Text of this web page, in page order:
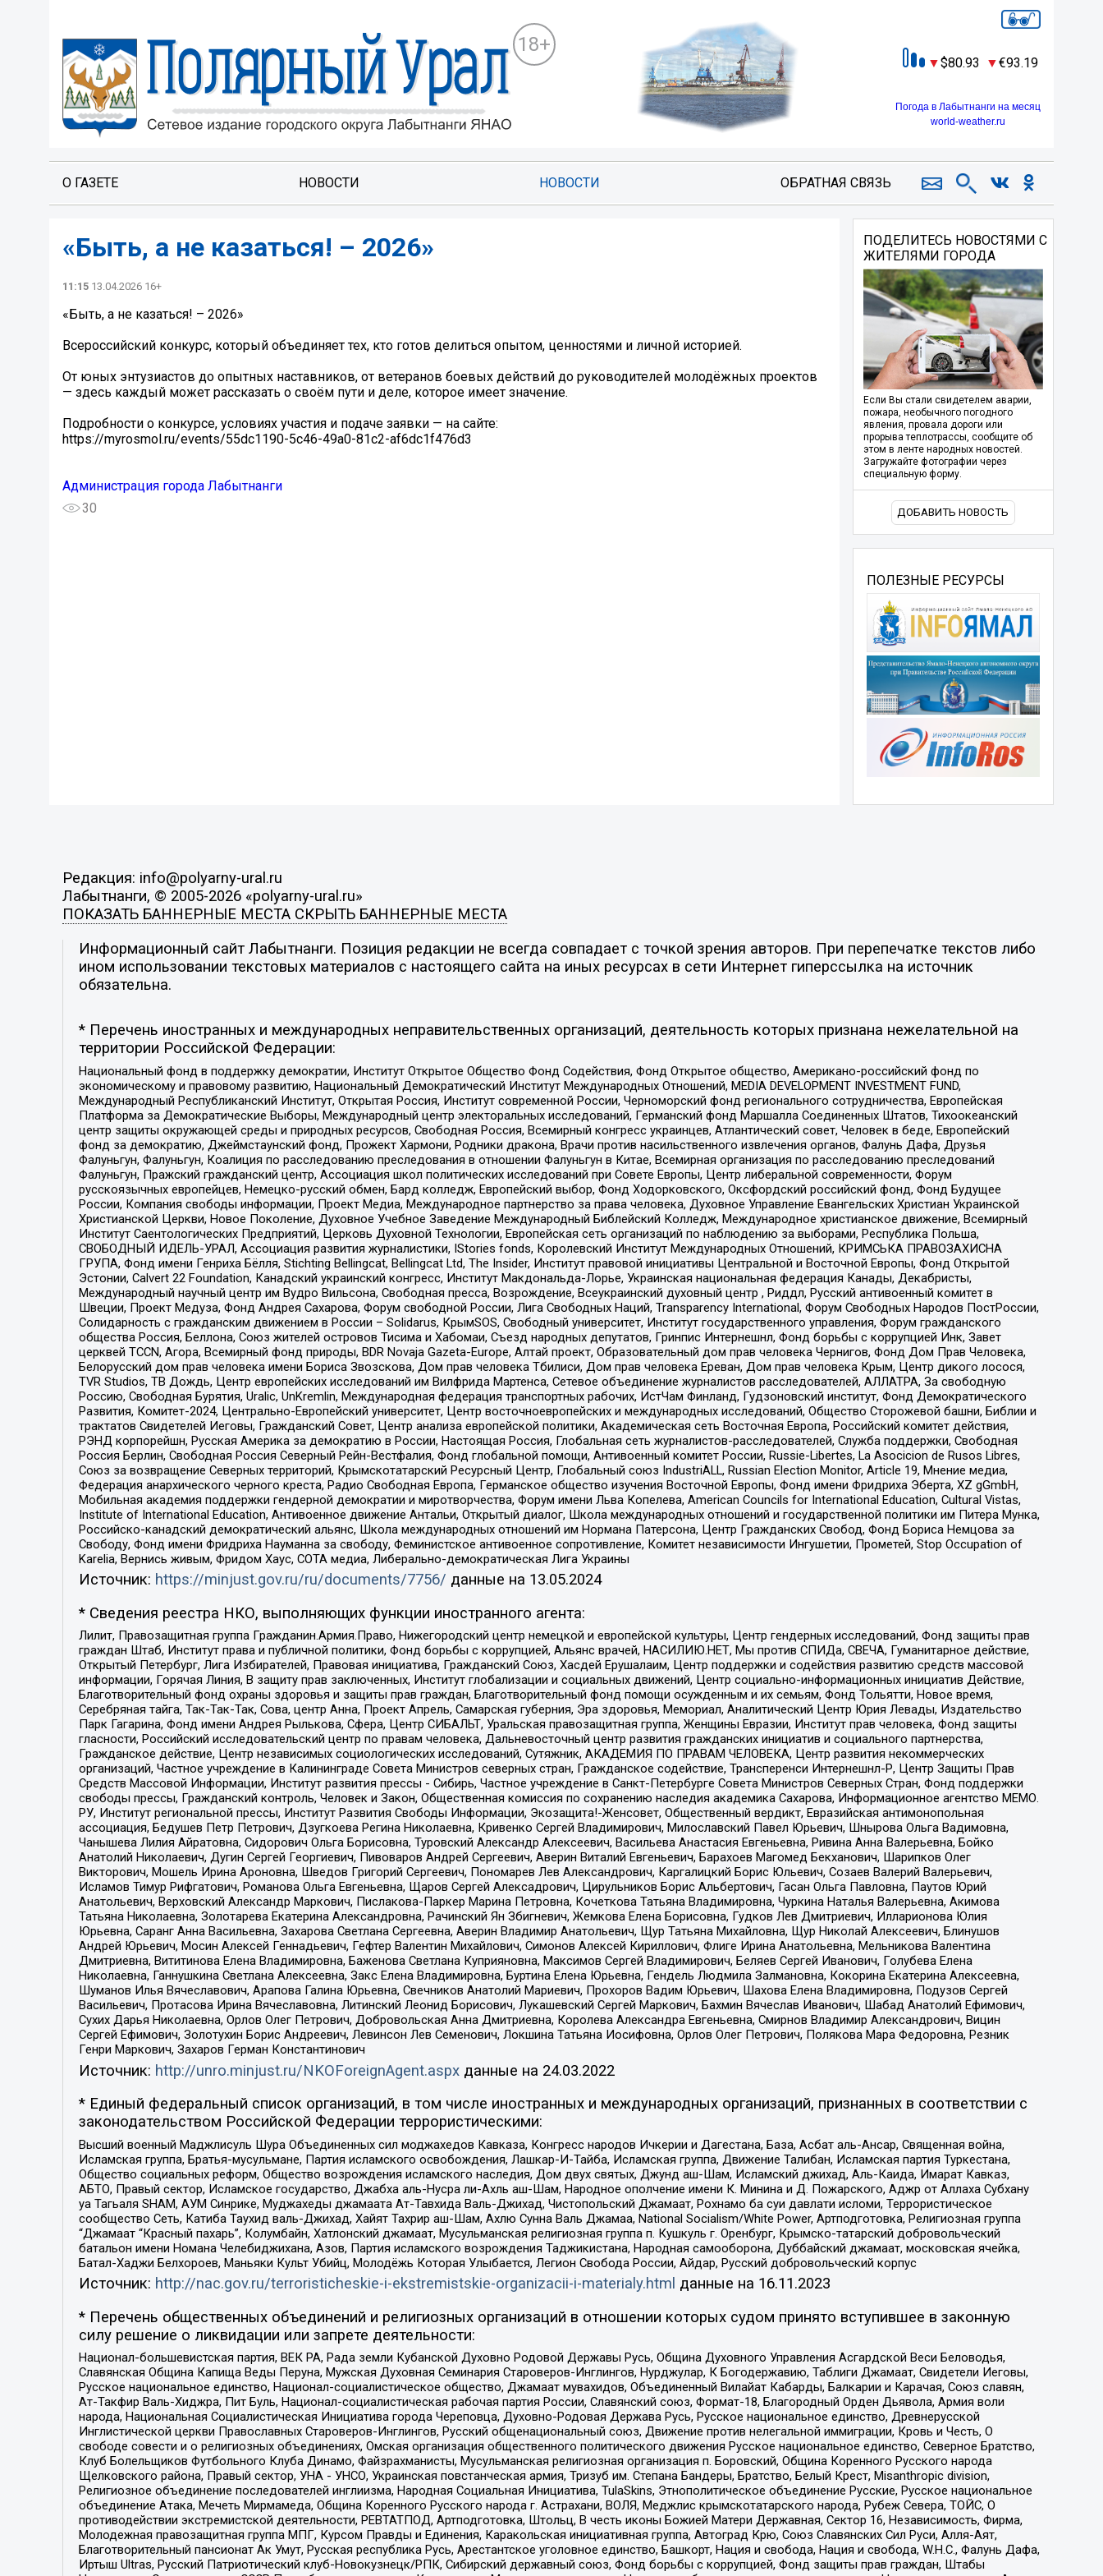
18+
80.93 93.19
Погода в Лабытнанги на месяц
world-weather.ru
О ГАЗЕТЕ НОВОСТИ НОВОСТИ ОБРАТНАЯ СВЯЗЬ
«Быть, а не казаться! – 2026»
11:15 13.04.2026 16+
«Быть, а не казаться! – 2026»
Всероссийский конкурс, который объединяет тех, кто готов делиться опытом, ценностями и личной историей.
От юных энтузиастов до опытных наставников, от ветеранов боевых действий до руководителей молодёжных проектов
— здесь каждый может рассказать о своём пути и деле, которое имеет значение.
Подробности о конкурсе, условиях участия и подаче заявки — на сайте:
https://myrosmol.ru/events/55dc1190-5c46-49a0-81c2-af6dc1f476d3
Администрация города Лабытнанги
30
ПОДЕЛИТЕСЬ НОВОСТЯМИ С
ЖИТЕЛЯМИ ГОРОДА
Если Вы стали свидетелем аварии,
пожара, необычного погодного
явления, провала дороги или
прорыва теплотрассы, сообщите об
этом в ленте народных новостей.
Загружайте фотографии через
специальную форму.
ДОБАВИТЬ НОВОСТЬ
ПОЛЕЗНЫЕ РЕСУРСЫ
Редакция: info@polyarny-ural.ru
Лабытнанги, © 2005-2026 «polyarny-ural.ru»
ПОКАЗАТЬ БАННЕРНЫЕ МЕСТА СКРЫТЬ БАННЕРНЫЕ МЕСТА
Информационный сайт Лабытнанги. Позиция редакции не всегда совпадает с точкой зрения авторов. При перепечатке текстов либо
ином использовании текстовых материалов с настоящего сайта на иных ресурсах в сети Интернет гиперссылка на источник
обязательна.
* Перечень иностранных и международных неправительственных организаций, деятельность которых признана нежелательной на
территории Российской Федерации:
Национальный фонд в поддержку демократии, Институт Открытое Общество Фонд Содействия, Фонд Открытое общество, Американо-российский фонд по
экономическому и правовому развитию, Национальный Демократический Институт Международных Отношений, MEDIA DEVELOPMENT INVESTMENT FUND,
Международный Республиканский Институт, Открытая Россия, Институт современной России, Черноморский фонд регионального сотрудничества, Европейская
Платформа за Демократические Выборы, Международный центр электоральных исследований, Германский фонд Маршалла Соединенных Штатов, Тихоокеанский
центр защиты окружающей среды и природных ресурсов, Свободная Россия, Всемирный конгресс украинцев, Атлантический совет, Человек в беде, Европейский
фонд за демократию, Джеймстаунский фонд, Прожект Хармони, Родники дракона, Врачи против насильственного извлечения органов, Фалунь Дафа, Друзья
Фалуньгун, Фалуньгун, Коалиция по расследованию преследования в отношении Фалуньгун в Китае, Всемирная организация по расследованию преследований
Фалуньгун, Пражский гражданский центр, Ассоциация школ политических исследований при Совете Европы, Центр либеральной современности, Форум
русскоязычных европейцев, Немецко-русский обмен, Бард колледж, Европейский выбор, Фонд Ходорковского, Оксфордский российский фонд, Фонд Будущее
России, Компания свободы информации, Проект Медиа, Международное партнерство за права человека, Духовное Управление Евангельских Христиан Украинской
Христианской Церкви, Новое Поколение, Духовное Учебное Заведение Международный Библейский Колледж, Международное христианское движение, Всемирный
Институт Саентологических Предприятий, Церковь Духовной Технологии, Европейская сеть организаций по наблюдению за выборами, Республика Польша,
СВОБОДНЫЙ ИДЕЛЬ-УРАЛ, Ассоциация развития журналистики, IStories fonds, Королевский Институт Международных Отношений, КРИМСЬКА ПРАВОЗАХИСНА
ГРУПА, Фонд имени Генриха Бёлля, Stichting Bellingcat, Bellingcat Ltd, The Insider, Институт правовой инициативы Центральной и Восточной Европы, Фонд Открытой
Эстонии, Calvert 22 Foundation, Канадский украинский конгресс, Институт Макдональда-Лорье, Украинская национальная федерация Канады, Декабристы,
Международный научный центр им Вудро Вильсона, Свободная пресса, Возрождение, Всеукраинский духовный центр , Риддл, Русский антивоенный комитет в
Швеции, Проект Медуза, Фонд Андрея Сахарова, Форум свободной России, Лига Свободных Наций, Transparеncy International, Форум Свободных Народов ПостРоссии,
Солидарность с гражданским движением в России – Solidarus, КрымSOS, Свободный университет, Институт государственного управления, Форум гражданского
общества Россия, Беллона, Союз жителей островов Тисима и Хабомаи, Съезд народных депутатов, Гринпис Интернешнл, Фонд борьбы с коррупцией Инк, Завет
церквей TCCN, Агора, Всемирный фонд природы, BDR Novaja Gazeta-Europe, Алтай проект, Образовательный дом прав человека Чернигов, Фонд Дом Прав Человека,
Белорусский дом прав человека имени Бориса Звозскова, Дом прав человека Тбилиси, Дом прав человека Ереван, Дом прав человека Крым, Центр дикого лосося,
TVR Studios, ТВ Дождь, Центр европейских исследований им Вилфрида Мартенса, Сетевое объединение журналистов расследователей, АЛЛАТРА, За свободную
Россию, Свободная Бурятия, Uralic, UnKremlin, Международная федерация транспортных рабочих, ИстЧам Финланд, Гудзоновский институт, Фонд Демократического
Развития, Комитет-2024, Центрально-Европейский университет, Центр восточноевропейских и международных исследований, Общество Сторожевой башни, Библии и
трактатов Свидетелей Иеговы, Гражданский Совет, Центр анализа европейской политики, Академическая сеть Восточная Европа, Российский комитет действия,
РЭНД корпорейшн, Русская Америка за демократию в России, Настоящая Россия, Глобальная сеть журналистов-расследователей, Служба поддержки, Свободная
Россия Берлин, Свободная Россия Северный Рейн-Вестфалия, Фонд глобальной помощи, Антивоенный комитет России, Russie-Libertes, La Asocicion de Rusos Libres,
Союз за возвращение Северных территорий, Крымскотатарский Ресурсный Центр, Глобальный союз IndustriALL, Russian Election Monitor, Article 19, Мнение медиа,
Федерация анархического черного креста, Радио Свободная Европа, Германское общество изучения Восточной Европы, Фонд имени Фридриха Эберта, XZ gGmbH,
Мобильная академия поддержки гендерной демократии и миротворчества, Форум имени Льва Копелева, American Councils for International Education, Cultural Vistas,
Institute of International Education, Антивоенное движение Антальи, Открытый диалог, Школа международных отношений и государственной политики им Питера Мунка,
Российско-канадский демократический альянс, Школа международных отношений им Нормана Патерсона, Центр Гражданских Свобод, Фонд Бориса Немцова за
Свободу, Фонд имени Фридриха Науманна за свободу, Феминистское антивоенное сопротивление, Комитет независимости Ингушетии, Прометей, Stop Occupation of
Karelia, Вернись живым, Фридом Хаус, СОТА медиа, Либерально-демократическая Лига Украины
Источник: https://minjust.gov.ru/ru/documents/7756/ данные на 13.05.2024
* Сведения реестра НКО, выполняющих функции иностранного агента:
Лилит, Правозащитная группа Гражданин.Армия.Право, Нижегородский центр немецкой и европейской культуры, Центр гендерных исследований, Фонд защиты прав
граждан Штаб, Институт права и публичной политики, Фонд борьбы с коррупцией, Альянс врачей, НАСИЛИЮ.НЕТ, Мы против СПИДа, СВЕЧА, Гуманитарное действие,
Открытый Петербург, Лига Избирателей, Правовая инициатива, Гражданский Союз, Хасдей Ерушалаим, Центр поддержки и содействия развитию средств массовой
информации, Горячая Линия, В защиту прав заключенных, Институт глобализации и социальных движений, Центр социально-информационных инициатив Действие,
Благотворительный фонд охраны здоровья и защиты прав граждан, Благотворительный фонд помощи осужденным и их семьям, Фонд Тольятти, Новое время,
Серебряная тайга, Так-Так-Так, Сова, центр Анна, Проект Апрель, Самарская губерния, Эра здоровья, Мемориал, Аналитический Центр Юрия Левады, Издательство
Парк Гагарина, Фонд имени Андрея Рылькова, Сфера, Центр СИБАЛЬТ, Уральская правозащитная группа, Женщины Евразии, Институт прав человека, Фонд защиты
гласности, Российский исследовательский центр по правам человека, Дальневосточный центр развития гражданских инициатив и социального партнерства,
Гражданское действие, Центр независимых социологических исследований, Сутяжник, АКАДЕМИЯ ПО ПРАВАМ ЧЕЛОВЕКА, Центр развития некоммерческих
организаций, Частное учреждение в Калининграде Совета Министров северных стран, Гражданское содействие, Трансперенси Интернешнл-Р, Центр Защиты Прав
Средств Массовой Информации, Институт развития прессы - Сибирь, Частное учреждение в Санкт-Петербурге Совета Министров Северных Стран, Фонд поддержки
свободы прессы, Гражданский контроль, Человек и Закон, Общественная комиссия по сохранению наследия академика Сахарова, Информационное агентство МЕМО.
РУ, Институт региональной прессы, Институт Развития Свободы Информации, Экозащита!-Женсовет, Общественный вердикт, Евразийская антимонопольная
ассоциация, Бедушев Петр Петрович, Дзугкоева Регина Николаевна, Кривенко Сергей Владимирович, Милославский Павел Юрьевич, Шнырова Ольга Вадимовна,
Чанышева Лилия Айратовна, Сидорович Ольга Борисовна, Туровский Александр Алексеевич, Васильева Анастасия Евгеньевна, Ривина Анна Валерьевна, Бойко
Анатолий Николаевич, Дугин Сергей Георгиевич, Пивоваров Андрей Сергеевич, Аверин Виталий Евгеньевич, Барахоев Магомед Бекханович, Шарипков Олег
Викторович, Мошель Ирина Ароновна, Шведов Григорий Сергеевич, Пономарев Лев Александрович, Каргалицкий Борис Юльевич, Созаев Валерий Валерьевич,
Исламов Тимур Рифгатович, Романова Ольга Евгеньевна, Щаров Сергей Алексадрович, Цирульников Борис Альбертович, Гасан Ольга Павловна, Паутов Юрий
Анатольевич, Верховский Александр Маркович, Пислакова-Паркер Марина Петровна, Кочеткова Татьяна Владимировна, Чуркина Наталья Валерьевна, Акимова
Татьяна Николаевна, Золотарева Екатерина Александровна, Рачинский Ян Збигневич, Жемкова Елена Борисовна, Гудков Лев Дмитриевич, Илларионова Юлия
Юрьевна, Саранг Анна Васильевна, Захарова Светлана Сергеевна, Аверин Владимир Анатольевич, Щур Татьяна Михайловна, Щур Николай Алексеевич, Блинушов
Андрей Юрьевич, Мосин Алексей Геннадьевич, Гефтер Валентин Михайлович, Симонов Алексей Кириллович, Флиге Ирина Анатольевна, Мельникова Валентина
Дмитриевна, Вититинова Елена Владимировна, Баженова Светлана Куприяновна, Максимов Сергей Владимирович, Беляев Сергей Иванович, Голубева Елена
Николаевна, Ганнушкина Светлана Алексеевна, Закс Елена Владимировна, Буртина Елена Юрьевна, Гендель Людмила Залмановна, Кокорина Екатерина Алексеевна,
Шуманов Илья Вячеславович, Арапова Галина Юрьевна, Свечников Анатолий Мариевич, Прохоров Вадим Юрьевич, Шахова Елена Владимировна, Подузов Сергей
Васильевич, Протасова Ирина Вячеславовна, Литинский Леонид Борисович, Лукашевский Сергей Маркович, Бахмин Вячеслав Иванович, Шабад Анатолий Ефимович,
Сухих Дарья Николаевна, Орлов Олег Петрович, Добровольская Анна Дмитриевна, Королева Александра Евгеньевна, Смирнов Владимир Александрович, Вицин
Сергей Ефимович, Золотухин Борис Андреевич, Левинсон Лев Семенович, Локшина Татьяна Иосифовна, Орлов Олег Петрович, Полякова Мара Федоровна, Резник
Генри Маркович, Захаров Герман Константинович
Источник: http://unro.minjust.ru/NKOForeignAgent.aspxданные на 24.03.2022
* Единый федеральный список организаций, в том числе иностранных и международных организаций, признанных в соответствии с
законодательством Российской Федерации террористическими:
Высший военный Маджлисуль Шура Объединенных сил моджахедов Кавказа, Конгресс народов Ичкерии и Дагестана, База, Асбат аль-Ансар, Священная война,
Исламская группа, Братья-мусульмане, Партия исламского освобождения, Лашкар-И-Тайба, Исламская группа, Движение Талибан, Исламская партия Туркестана,
Общество социальных реформ, Общество возрождения исламского наследия, Дом двух святых, Джунд аш-Шам, Исламский джихад, Аль-Каида, Имарат Кавказ,
АБТО, Правый сектор, Исламское государство, Джабха аль-Нусра ли-Ахль аш-Шам, Народное ополчение имени К. Минина и Д. Пожарского, Аджр от Аллаха Субхану
уа Тагьаля SHAM, АУМ Синрике, Муджахеды джамаата Ат-Тавхида Валь-Джихад, Чистопольский Джамаат, Рохнамо ба суи давлати исломи, Террористическое
сообщество Сеть, Катиба Таухид валь-Джихад, Хайят Тахрир аш-Шам, Ахлю Сунна Валь Джамаа, National Socialism/White Power, Артподготовка, Религиозная группа
“Джамаат “Красный пахарь”, Колумбайн, Хатлонский джамаат, Мусульманская религиозная группа п. Кушкуль г. Оренбург, Крымско-татарский добровольческий
батальон имени Номана Челебиджихана, Азов, Партия исламского возрождения Таджикистана, Народная самооборона, Дуббайский джамаат, московская ячейка,
Батал-Хаджи Белхороев, Маньяки Культ Убийц, Молодёжь Которая Улыбается, Легион Свобода России, Айдар, Русский добровольческий корпус
Источник: http://nac.gov.ru/terroristicheskie-i-ekstremistskie-organizacii-i-materialy.html данные на 16.11.2023
* Перечень общественных объединений и религиозных организаций в отношении которых судом принято вступившее в законную
силу решение о ликвидации или запрете деятельности:
Национал-большевистская партия, ВЕК РА, Рада земли Кубанской Духовно Родовой Державы Русь, Община Духовного Управления Асгардской Веси Беловодья,
Славянская Община Капища Веды Перуна, Мужская Духовная Семинария Староверов-Инглингов, Нурджулар, К Богодержавию, Таблиги Джамаат, Свидетели Иеговы,
Русское национальное единство, Национал-социалистическое общество, Джамаат мувахидов, Объединенный Вилайат Кабарды, Балкарии и Карачая, Союз славян,
Ат-Такфир Валь-Хиджра, Пит Буль, Национал-социалистическая рабочая партия России, Славянский союз, Формат-18, Благородный Орден Дьявола, Армия воли
народа, Национальная Социалистическая Инициатива города Череповца, Духовно-Родовая Держава Русь, Русское национальное единство, Древнерусской
Инглистической церкви Православных Староверов-Инглингов, Русский общенациональный союз, Движение против нелегальной иммиграции, Кровь и Честь, О
свободе совести и о религиозных объединениях, Омская организация общественного политического движения Русское национальное единство, Северное Братство,
Клуб Болельщиков Футбольного Клуба Динамо, Файзрахманисты, Мусульманская религиозная организация п. Боровский, Община Коренного Русского народа
Щелковского района, Правый сектор, УНА - УНСО, Украинская повстанческая армия, Тризуб им. Степана Бандеры, Братство, Белый Крест, Misanthropic division,
Религиозное объединение последователей инглиизма, Народная Социальная Инициатива, TulaSkins, Этнополитическое объединение Русские, Русское национальное
объединение Атака, Мечеть Мирмамеда, Община Коренного Русского народа г. Астрахани, ВОЛЯ, Меджлис крымскотатарского народа, Рубеж Севера, ТОЙС, О
противодействии экстремистской деятельности, РЕВТАТПОД, Артподготовка, Штольц, В честь иконы Божией Матери Державная, Сектор 16, Независимость, Фирма,
Молодежная правозащитная группа МПГ, Курсом Правды и Единения, Каракольская инициативная группа, Автоград Крю, Союз Славянских Сил Руси, Алля-Аят,
Благотворительный пансионат Ак Умут, Русская республика Русь, Арестантское уголовное единство, Башкорт, Нация и свобода, Нация и свобода, W.H.С., Фалунь Дафа,
Иртыш Ultras, Русский Патриотический клуб-Новокузнецк/РПК, Сибирский державный союз, Фонд борьбы с коррупцией, Фонд защиты прав граждан, Штабы